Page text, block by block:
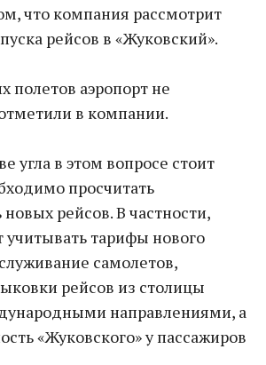
что компания рассмотрит
рейсов в «Жуковский».
полетов аэропорт не
в компании.
угла в этом вопросе стоит
просчитать
рейсов. В частности,
учитывать тарифы нового
самолетов,
рейсов из столицы
направлениями, а
«Жуковского» у пассажиров